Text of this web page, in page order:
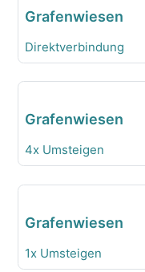
Grafenwiesen
Direktverbindung
Grafenwiesen
4x Umsteigen
Grafenwiesen
1x Umsteigen